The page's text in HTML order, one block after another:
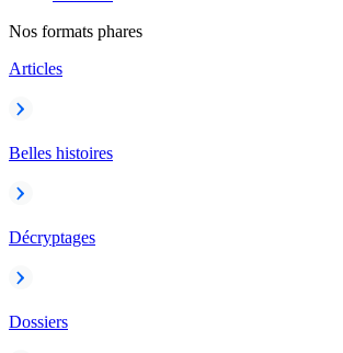
Nos formats phares
Articles
Belles histoires
Décryptages
Dossiers